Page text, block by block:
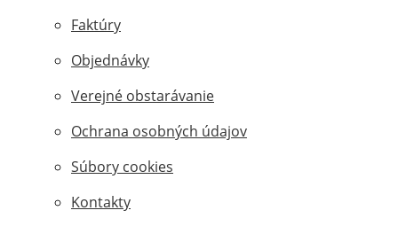
Faktúry
Objednávky
Verejné obstarávanie
Ochrana osobných údajov
Súbory cookies
Kontakty